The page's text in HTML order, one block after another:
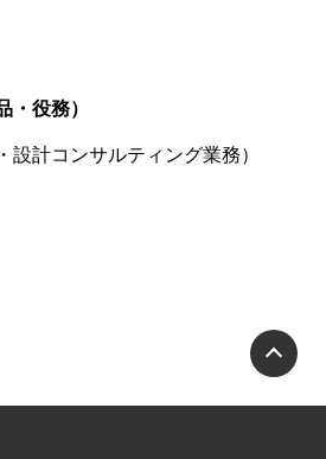
・役務）
設計コンサルティング業務）